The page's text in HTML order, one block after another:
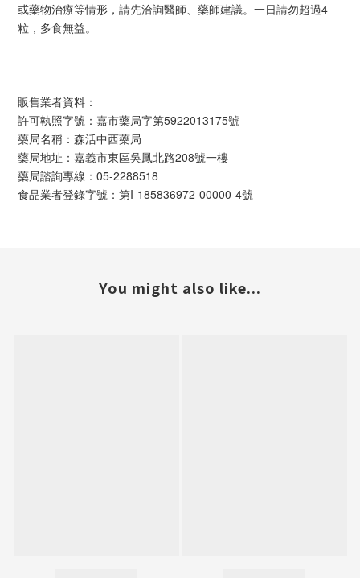
或藥物治療等情形，請先洽詢醫師、藥師建議。一日請勿超過4
粒，多食無益。
販售業者資料：
許可執照字號：嘉市藥局字第5922013175號
藥局名稱：森活中西藥局
藥局地址：嘉義市東區吳鳳北路208號一樓
藥局諮詢專線：05-2288518
食品業者登錄字號：第I-185836972-00000-4號
You might also like...